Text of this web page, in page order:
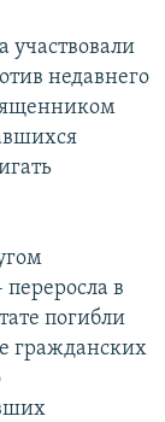
участвовали
недавнего
в
погибли
гражданских